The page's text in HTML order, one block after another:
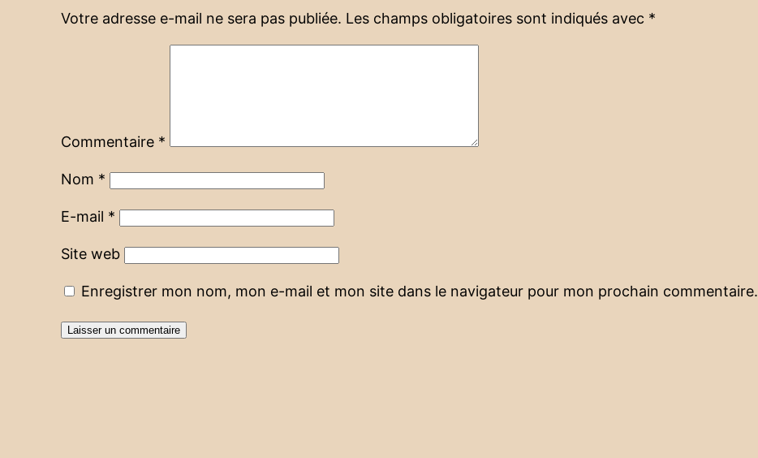
Votre adresse e-mail ne sera pas publiée. Les champs obligatoires sont indiqués avec *
Commentaire *
Nom *
E-mail *
Site web
Enregistrer mon nom, mon e-mail et mon site dans le navigateur pour mon prochain commentaire.